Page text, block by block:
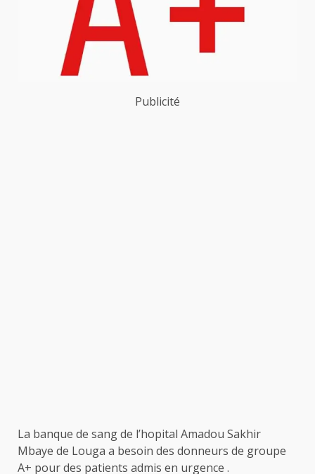
Publicité
La banque de sang de l’hopital Amadou Sakhir
Mbaye de Louga a besoin des donneurs de groupe
A+ pour des patients admis en urgence .